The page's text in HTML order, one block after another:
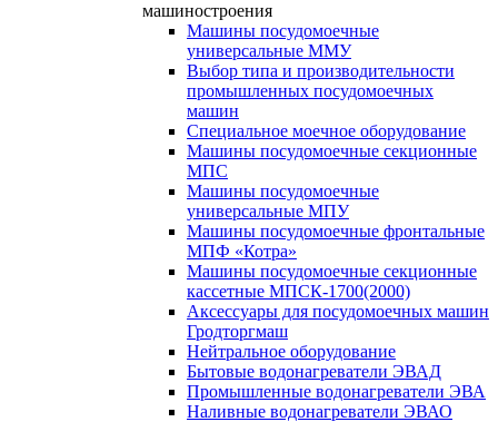
машиностроения
Машины посудомоечные
универсальные ММУ
Выбор типа и производительности
промышленных посудомоечных
машин
Специальное моечное оборудование
Машины посудомоечные секционные
МПС
Машины посудомоечные
универсальные МПУ
Машины посудомоечные фронтальные
МПФ «Котра»
Машины посудомоечные секционные
кассетные МПСК-1700(2000)
Аксессуары для посудомоечных машин
Гродторгмаш
Нейтральное оборудование
Бытовые водонагреватели ЭВАД
Промышленные водонагреватели ЭВА
Наливные водонагреватели ЭВАО